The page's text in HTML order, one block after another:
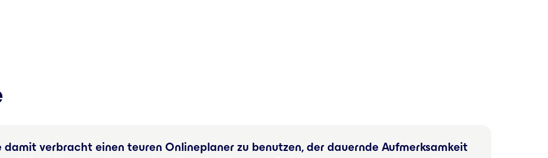
damit verbracht einen teuren Onlineplaner zu benutzen, der dauernde Aufmerksamkeit